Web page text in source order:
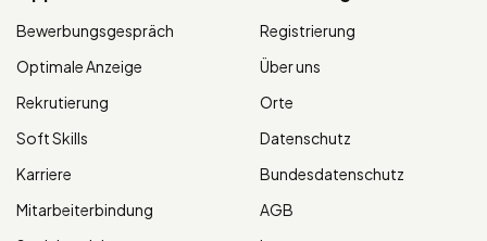
Bewerbungsgespräch
Optimale Anzeige
Rekrutierung
Soft Skills
Karriere
Mitarbeiterbindung
Registrierung
Über uns
Orte
Datenschutz
Bundesdatenschutz
AGB